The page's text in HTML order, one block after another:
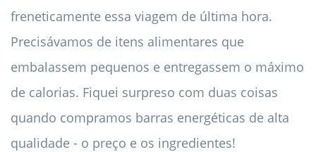
freneticamente essa viagem de última hora.
Precisávamos de itens alimentares que
embalassem pequenos e entregassem o máximo
de calorias. Fiquei surpreso com duas coisas
quando compramos barras energéticas de alta
qualidade - o preço e os ingredientes!